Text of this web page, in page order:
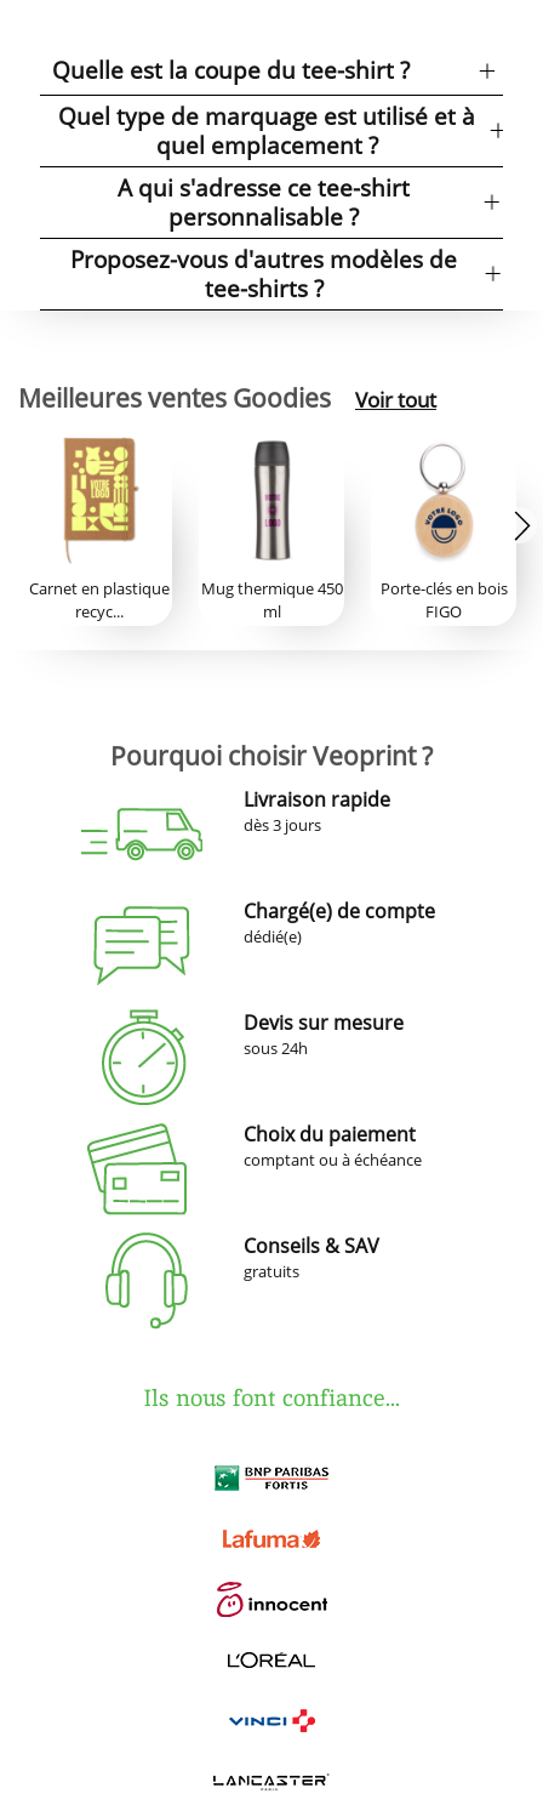
Quelle est la coupe du tee-shirt ?
Quel type de marquage est utilisé et à
quel emplacement ?
A qui s'adresse ce tee-shirt
personnalisable ?
Proposez-vous d'autres modèles de
tee-shirts ?
Meilleures ventes Goodies Voir tout
Carnet en plastique
recyc...
Mug thermique 450
ml
Porte-clés en bois
FIGO
Pourquoi choisir Veoprint ?
Livraison rapide
dès 3 jours
Chargé(e) de compte
dédié(e)
Devis sur mesure
sous 24h
Choix du paiement
comptant ou à échéance
Conseils & SAV
gratuits
Ils nous font confiance...